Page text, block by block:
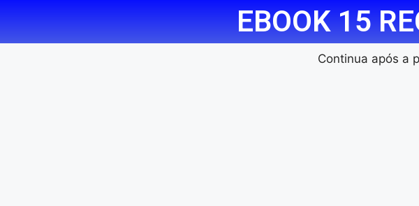
EBOOK 15
Continua após a